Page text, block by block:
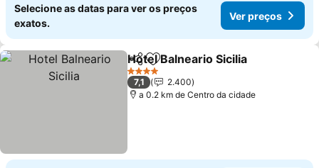
Selecione as datas para ver os preços
exatos.
Ver preços
PartilharAdicionar aos favoritos
Hotel Balneario Sicilia
4 Estrelas
7,1
2.400
a 0.2 km de Centro da cidade